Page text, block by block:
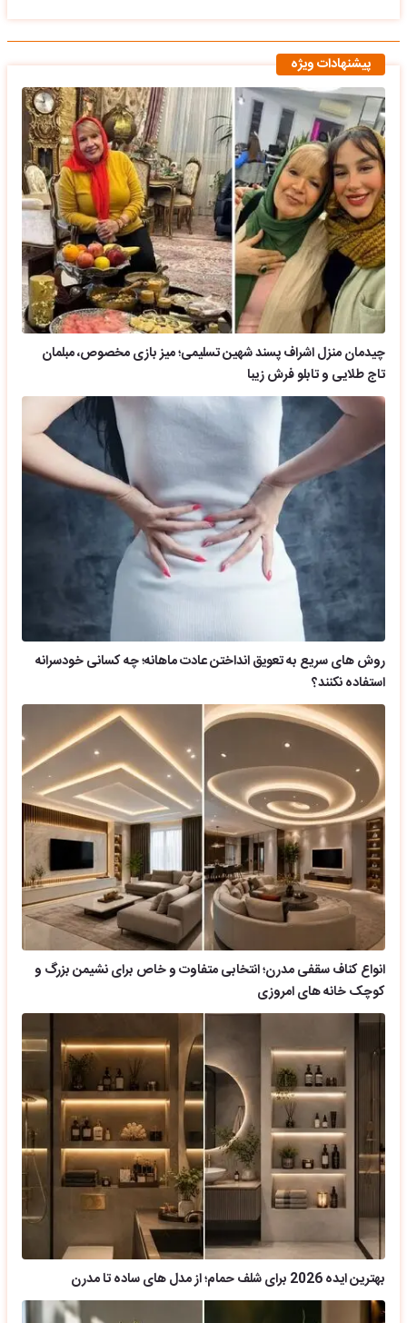
پیشنهادات ویژه
چیدمان منزل اشراف پسند شهین تسلیمی؛ میز بازی مخصوص، مبلمان
تاج طلایی و تابلو فرش زیبا
روش های سریع به تعویق انداختن عادت ماهانه؛ چه کسانی خودسرانه
استفاده نکنند؟
انواع کناف سقفی مدرن؛ انتخابی متفاوت و خاص برای نشیمن بزرگ و
کوچک خانه های امروزی
بهترین ایده 2026 برای شلف حمام؛ از مدل های ساده تا مدرن